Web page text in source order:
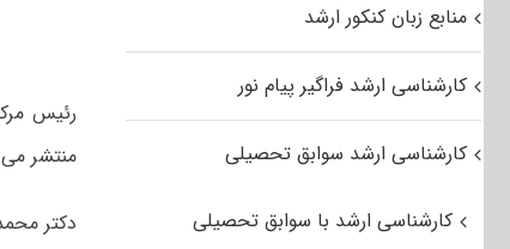
رئیس
منتشر می شود و
دکتر
منابع زبان کنکور ارشد
کارشناسی ارشد فراگیر پیام نور
کارشناسی ارشد سوابق تحصیلی
کارشناسی ارشد با سوابق تحصیلی